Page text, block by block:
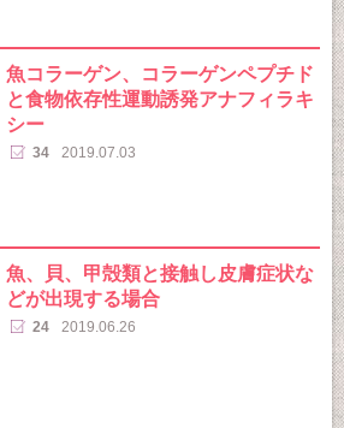
魚コラーゲン、コラーゲンペプチド
と食物依存性運動誘発アナフィラキ
シー
34 2019.07.03
魚、貝、甲殻類と接触し皮膚症状な
どが出現する場合
24 2019.06.26